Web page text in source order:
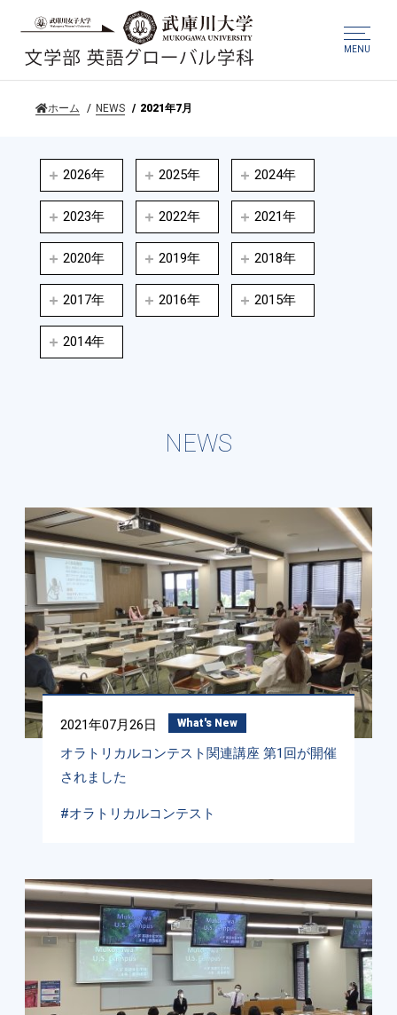
MENU
ホーム NEWS 2021年7月
2026年 2025年 2024年
2023年 2022年 2021年
2020年 2019年 2018年
2017年 2016年 2015年
2014年
NEWS
2021年07月26日 What's New
オラトリカルコンテスト関連講座 第1回が開催
されました
#オラトリカルコンテスト